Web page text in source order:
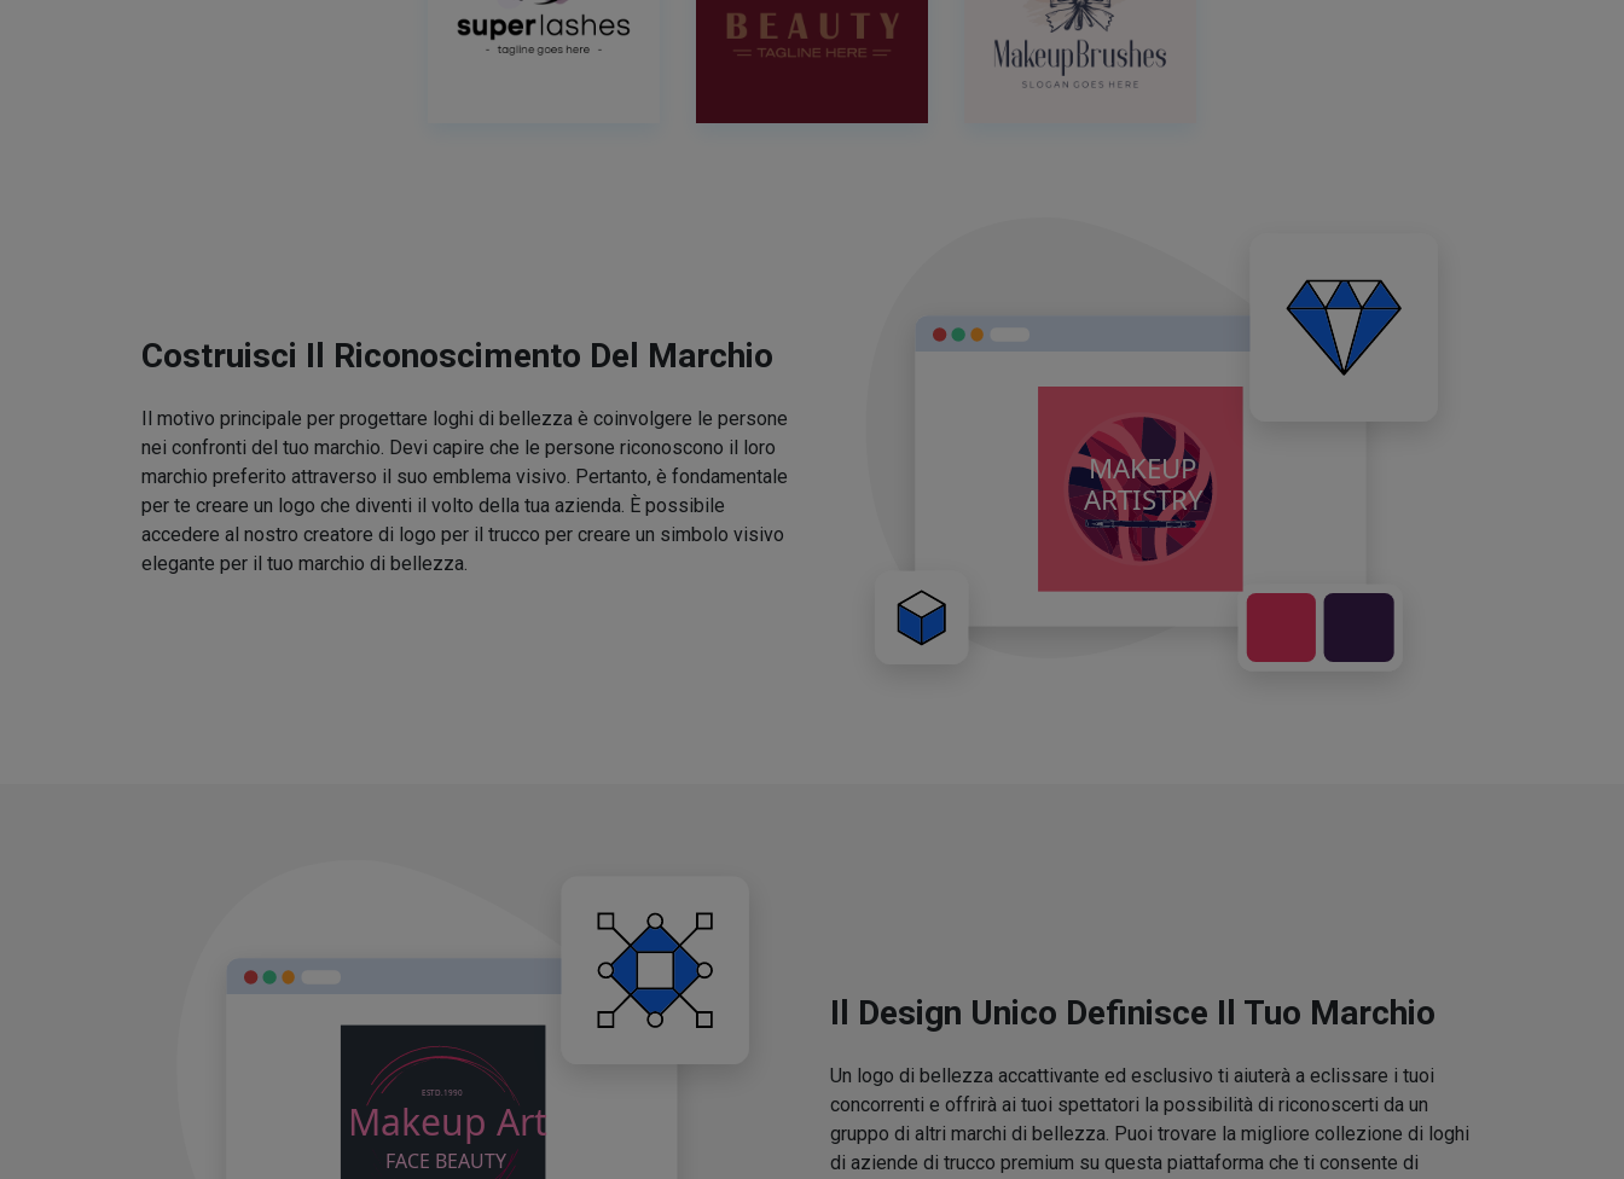
Costruisci Il Riconoscimento Del Marchio
Il motivo principale per progettare loghi di bellezza è coinvolgere le persone
nei confronti del tuo marchio. Devi capire che le persone riconoscono il loro
marchio preferito attraverso il suo emblema visivo. Pertanto, è fondamentale
per te creare un logo che diventi il volto della tua azienda. È possibile
accedere al nostro creatore di logo per il trucco per creare un simbolo visivo
elegante per il tuo marchio di bellezza.
Il Design Unico Definisce Il Tuo Marchio
Un logo di bellezza accattivante ed esclusivo ti aiuterà a eclissare i tuoi
concorrenti e offrirà ai tuoi spettatori la possibilità di riconoscerti da un
gruppo di altri marchi di bellezza. Puoi trovare la migliore collezione di loghi
di aziende di trucco premium su questa piattaforma che ti consente di